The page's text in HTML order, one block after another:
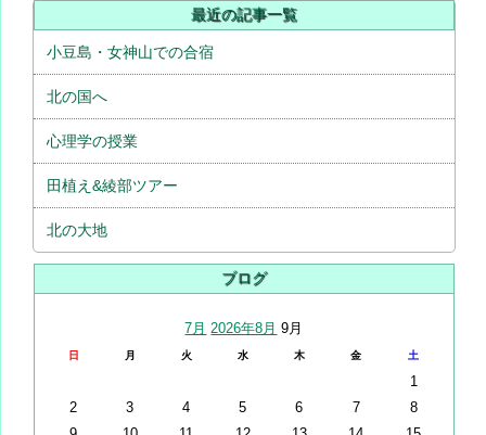
最近の記事一覧
小豆島・女神山での合宿
北の国へ
心理学の授業
田植え&綾部ツアー
北の大地
ブログ
7月 2026年8月 9月
日 月 火 水 木 金 土
1
2
3 4 5 6 7
8